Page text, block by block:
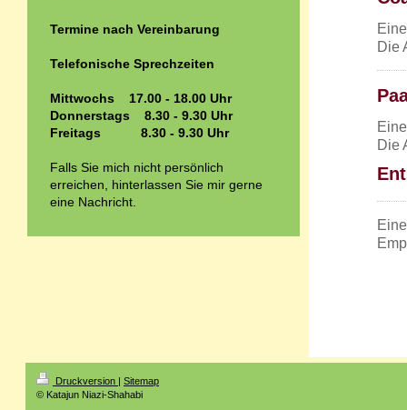
Termine nach Vereinbarung
Telefonische Sprechzeiten
Mittwochs 17.00 - 18.00 Uhr
Donnerstags 8.30 - 9.30 Uhr
Freitags 8.30 - 9.30 Uhr
Falls Sie mich nicht persönlich
erreichen, hinterlassen Sie mir gerne
eine Nachricht.
Die
Die
Druckversion | Sitemap
© Katajun Niazi-Shahabi